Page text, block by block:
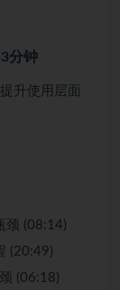
分钟
升使用层面
颈 (08:14)
(20:49)
(06:18)